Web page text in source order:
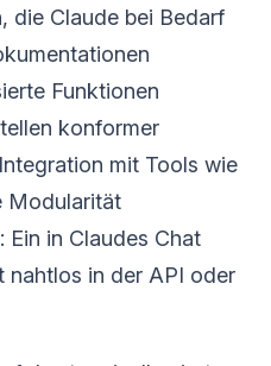
die Claude bei Bedarf
Funktionen
konformer
mit Tools wie
Modularität
in Claudes Chat
nahtlos in der API oder